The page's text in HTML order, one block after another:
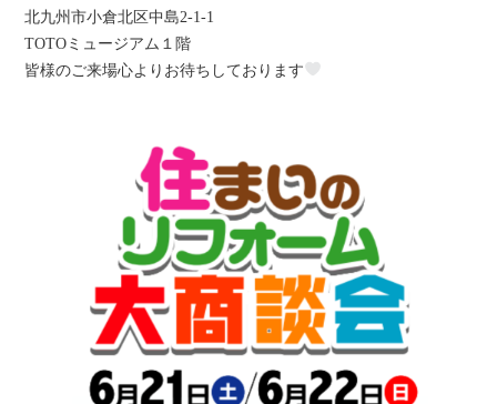
北九州市小倉北区中島2-1-1
TOTOミュージアム１階
皆様のご来場心よりお待ちしております